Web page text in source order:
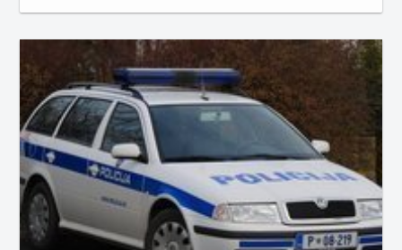
območja Murske Sobote, n...